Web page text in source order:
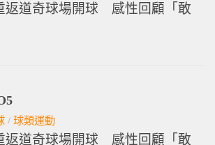
返道奇球場開球 感性回顧「敢
/球類運動